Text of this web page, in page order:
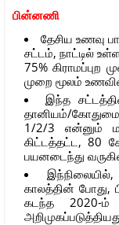
பின்னணி
தேசிய உணவு
சட்டம், நாட்டில்
75% கிராமப்புற
முறை மூலம்
இந்த
தானியம்/
1/2/3 என்னும்
கிட்டத்தட்ட, 80
பயனடைந்து
காலத்தின் போது,
கடந்த 2020-